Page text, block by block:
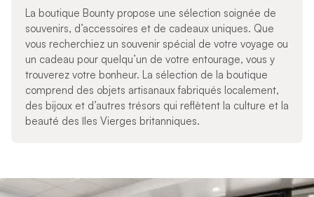
La boutique Bounty propose une sélection soignée de
souvenirs, d’accessoires et de cadeaux uniques. Que
vous recherchiez un souvenir spécial de votre voyage ou
un cadeau pour quelqu’un de votre entourage, vous y
trouverez votre bonheur. La sélection de la boutique
comprend des objets artisanaux fabriqués localement,
des bijoux et d’autres trésors qui reflètent la culture et la
beauté des îles Vierges britanniques.